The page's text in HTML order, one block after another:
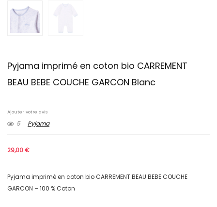
Pyjama imprimé en coton bio CARREMENT
BEAU BEBE COUCHE GARCON Blanc
Ajouter votre avis
5 Pyjama
29,00€
Pyjama imprimé en coton bio CARREMENT BEAU BEBE COUCHE
GARCON – 100 % Coton